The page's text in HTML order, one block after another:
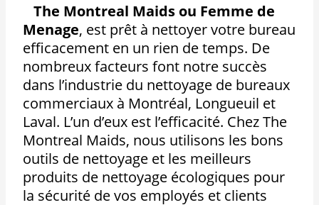
The Montreal Maids ou Femme de
Menage, est prêt à nettoyer votre bureau
efficacement en un rien de temps. De
nombreux facteurs font notre succès
dans l’industrie du nettoyage de bureaux
commerciaux à Montréal, Longueuil et
Laval. L’un d’eux est l’efficacité. Chez The
Montreal Maids, nous utilisons les bons
outils de nettoyage et les meilleurs
produits de nettoyage écologiques pour
la sécurité de vos employés et clients